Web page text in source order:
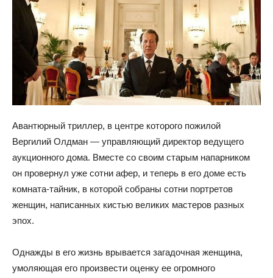
Авантюрный триллер, в центре которого пожилой
Вергилий Олдман — управляющий директор ведущего
аукционного дома. Вместе со своим старым напарником
он провернул уже сотни афер, и теперь в его доме есть
комната-тайник, в которой собраны сотни портретов
женщин, написанных кистью великих мастеров разных
эпох.
Однажды в его жизнь врывается загадочная женщина,
умоляющая его произвести оценку ее огромного